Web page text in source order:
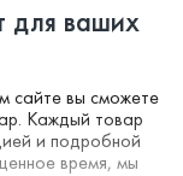
для ваших
сайте вы сможете
Каждый товар
и подробной
время, мы